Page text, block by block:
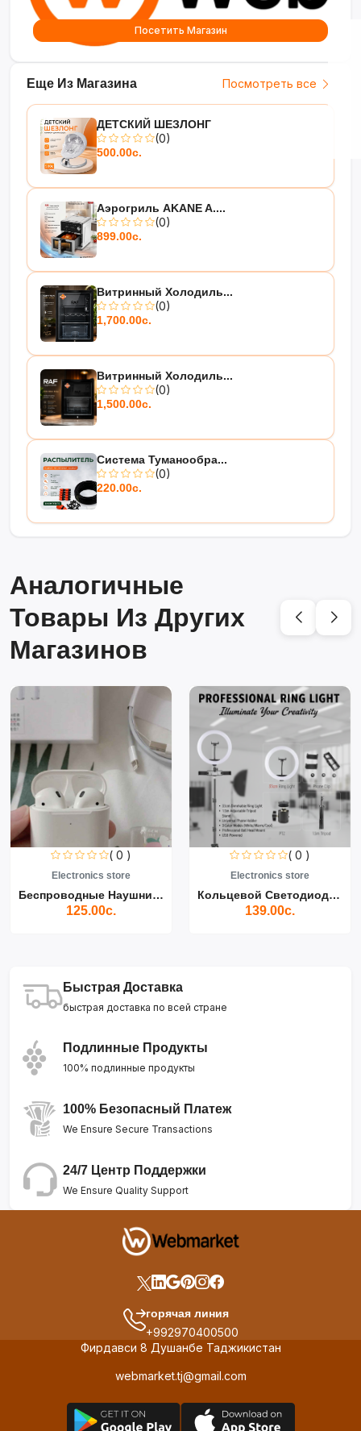
Еще Из Магазина Посмотреть все
ДЕТСКИЙ ШЕЗЛОНГ
(0)
500.00с.
Аэрогриль AKANE A....
(0)
899.00с.
Витринный Холодиль...
(0)
1,700.00с.
Витринный Холодиль...
(0)
1,500.00с.
Система Туманообра...
(0)
220.00с.
Посетить Магазин
Аналогичные
Товары Из Других
Магазинов
( 0 )
Electronics store
Беспроводные Наушники Air...
125.00с.
( 0 )
Electronics store
Кольцевой Светодиодный Св...
139.00с.
Быстрая Доставка
быстрая доставка по всей стране
Подлинные Продукты
100% подлинные продукты
100% Безопасный Платеж
We Ensure Secure Transactions
24/7 Центр Поддержки
We Ensure Quality Support
горячая линия
+992970400500
Фирдавси 8 Душанбе Таджикистан
webmarket.tj@gmail.com